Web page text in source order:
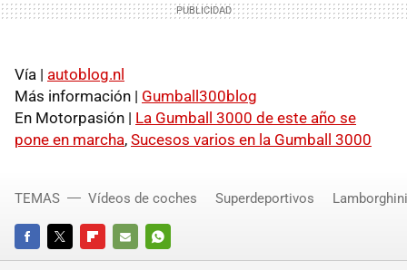
Vía | autoblog.nl
Más información | Gumball300blog
En Motorpasión | La Gumball 3000 de este año se
pone en marcha, Sucesos varios en la Gumball 3000
FACEBOOKTWITTERFLIPBOARD
E-
WHATSAPP
TEMAS Vídeos de coches Superdeportivos Lamborghini